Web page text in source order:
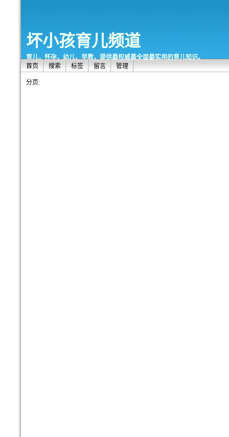
坏小孩育儿频道
育儿，怀孕，幼儿，早教，提供最权威最全面最实用的育儿知识。
首页
搜索 标签 留言 管理
分页: